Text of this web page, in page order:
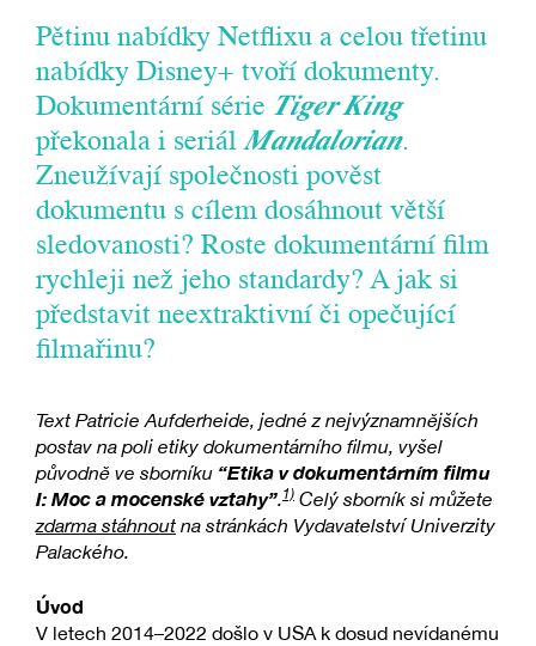
Pětinu nabídky Netflixu a celou třetinu
nabídky Disney+ tvoří dokumenty.
Dokumentární série Tiger King
překonala i seriálMandalorian.
Zneužívají společnosti pověst
dokumentu s cílem dosáhnout větší
sledovanosti? Roste dokumentární film
rychleji než jeho standardy? A jak si
představit neextraktivní či opečující
filmařinu?
Text Patricie Aufderheide, jedné z nejvýznamnějších
postav na poli etiky dokumentárního filmu, vyšel
původně ve sborníku “Etika v dokumentárním filmu
I: Moc a mocenské vztahy”.1) Celý sborník si můžete
zdarma stáhnout na stránkách Vydavatelství Univerzity
Palackého.
Úvod
V letech 2014–2022 došlo v USA k dosud nevídanému